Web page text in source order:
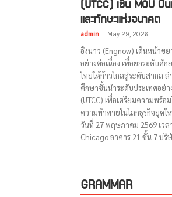
และทักษะแห่งอนาคต
admin - May 29, 2026
อิงนาว (Engnow) เดินหน้าข
อย่างต่อเนื่อง เพื่อยกระดับศั
ไทยให้ก้าวไกลสู่ระดับสากล
ศึกษาชั้นนำระดับประเทศอย่
(UTCC) เพื่อเตรียมความพร้
ความท้าทายในโลกธุรกิจยุคใ
วันที่ 27 พฤษภาคม 2569 เว
Chicago อาคาร 21 ชั้น 7 บริ
GRAMMAR